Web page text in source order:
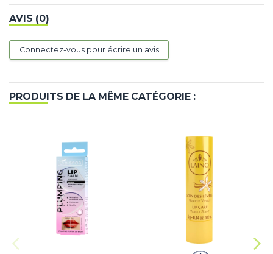
AVIS (0)
Connectez-vous pour écrire un avis
PRODUITS DE LA MÊME CATÉGORIE :